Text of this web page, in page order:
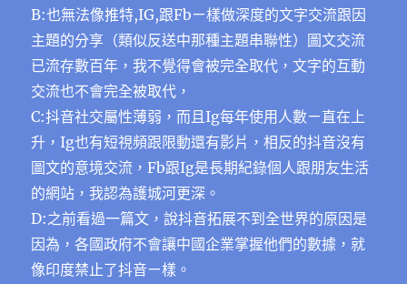
B:也無法像推特,IG,跟Fbㄧ樣做深度的文字交流跟因
主題的分享（類似反送中那種主題串聯性）圖文交流
已流存數百年，我不覺得會被完全取代，文字的互動
交流也不會完全被取代，
C:抖音社交屬性薄弱，而且Ig每年使用人數ㄧ直在上
升，Ig也有短視頻跟限動還有影片，相反的抖音沒有
圖文的意境交流，Fb跟Ig是長期紀錄個人跟朋友生活
的網站，我認為護城河更深。
D:之前看過一篇文，說抖音拓展不到全世界的原因是
因為，各國政府不會讓中國企業掌握他們的數據，就
像印度禁止了抖音ㄧ樣。